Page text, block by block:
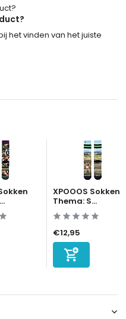
het vinden van het juiste
XPOOOS Sokken
Thema: S...
€12,95